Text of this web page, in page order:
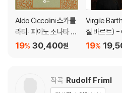
Aldo Ciccolini 스카를
라티: 피아노 소나타 (S
carlatti: Piano Sonat
30,400원
19%
Virgile
질 바르트) -
ecital (기타
19%
작곡 Rudolf Friml